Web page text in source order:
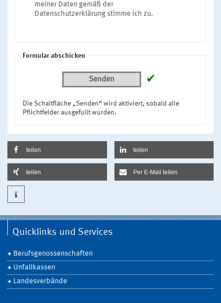
meiner Daten gemäß der
Datenschutzerklärung stimme ich zu.
Formular abschicken
Senden ✔
Die Schaltfläche „Senden“ wird aktiviert, sobald alle
Pflichtfelder ausgefüllt wurden.
teilen teilen
teilen Per E-Mail teilen
Quicklinks und Services
Berufsgenossenschaften
Unfallkassen
Landesverbände